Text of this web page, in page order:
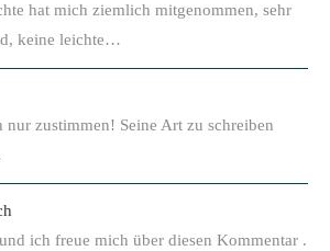
hat mich ziemlich mitgenommen, sehr
keine leichte…
nur zustimmen! Seine Art zu schreiben
ich freue mich über diesen Kommentar .